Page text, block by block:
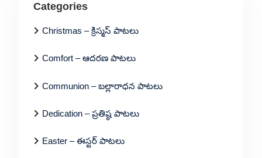
Categories
Christmas – క్రిస్మస్ పాటలు
Comfort – ఆదరణ పాటలు
Communion – బల్లారాధన పాటలు
Dedication – ప్రతిష్ఠ పాటలు
Easter – ఈస్టర్ పాటలు